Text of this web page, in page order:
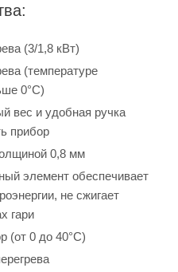
(3/1,8 кВт)
(температуре
0°C)
вес и удобная ручка
прибор
0,8 мм
элемент обеспечивает
не сжигает
гари
(от 0 до 40°C)